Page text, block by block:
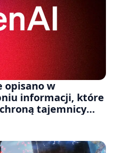
opisano w
informacji, które
tajemnicy
odrzucenia